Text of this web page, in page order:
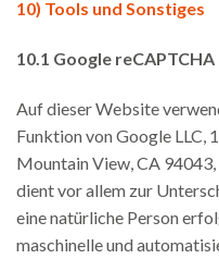
10) Tools und Sonstiges
10.1 Google reCAPTCHA
Auf dieser Website
Funktion von Google LLC,
Mountain View, CA 94043,
dient vor allem zur
eine natürliche Person
maschinelle und